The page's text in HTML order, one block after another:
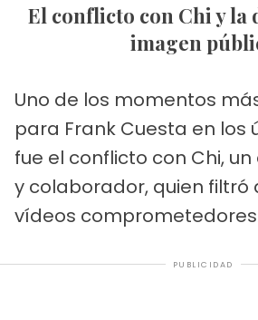
El conflicto con Chi y la defensa de su
imagen
Uno de los momentos
para Frank Cuesta en los
fue el conflicto con Chi,
y colaborador, quien filtró
vídeos
PUBLICIDAD